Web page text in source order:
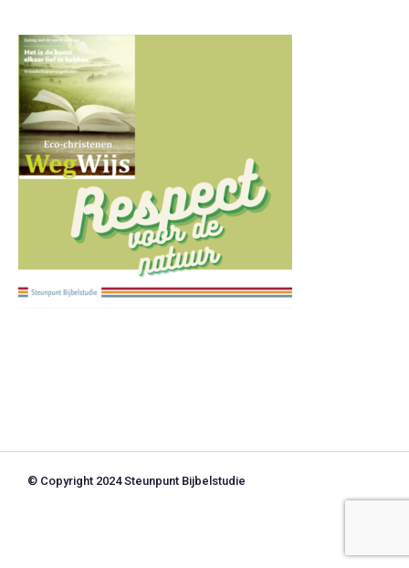
© Copyright 2024 Steunpunt Bijbelstudie